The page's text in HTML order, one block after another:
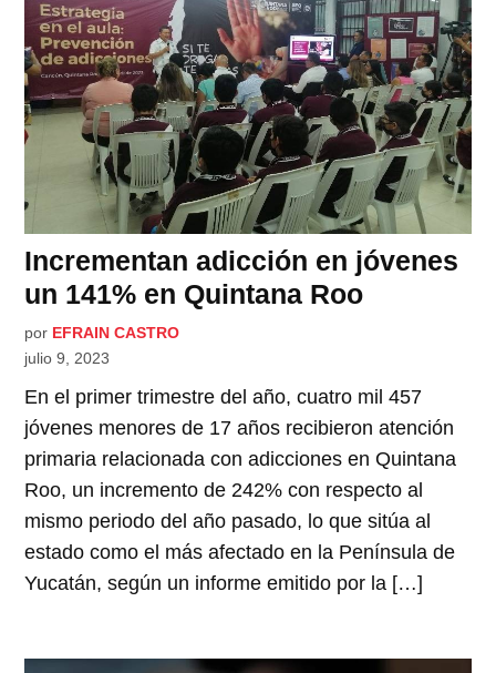
Incrementan adicción en jóvenes
un 141% en Quintana Roo
por EFRAIN CASTRO
julio 9, 2023
En el primer trimestre del año, cuatro mil 457
jóvenes menores de 17 años recibieron atención
primaria relacionada con adicciones en Quintana
Roo, un incremento de 242% con respecto al
mismo periodo del año pasado, lo que sitúa al
estado como el más afectado en la Península de
Yucatán, según un informe emitido por la […]